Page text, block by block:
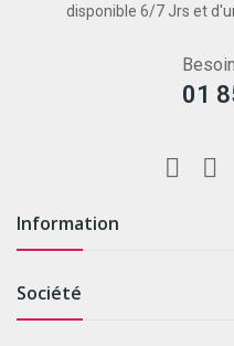
disponible 6/7 Jrs et
01
Information
Société